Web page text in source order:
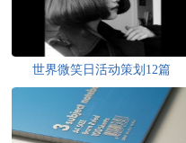
世界微笑日活动策划12篇